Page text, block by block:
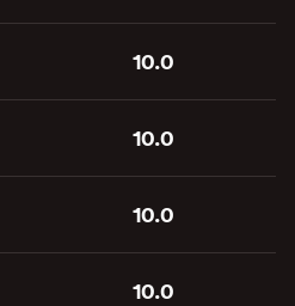
10.0
10.0
10.0
10.0